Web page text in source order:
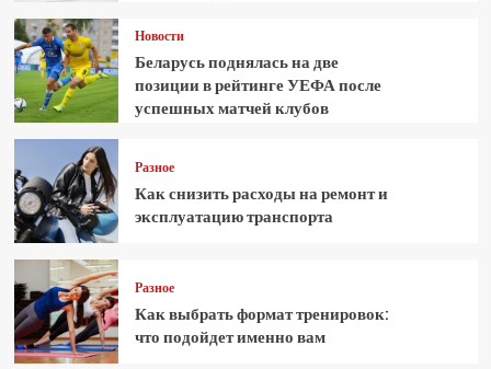
Новости
Беларусь поднялась на две
позиции в рейтинге УЕФА после
успешных матчей клубов
Разное
Как снизить расходы на ремонт и
эксплуатацию транспорта
Разное
Как выбрать формат тренировок:
что подойдет именно вам